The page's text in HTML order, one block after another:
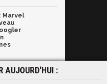
Marvel
le MCU :
AUJOURD'HUI :